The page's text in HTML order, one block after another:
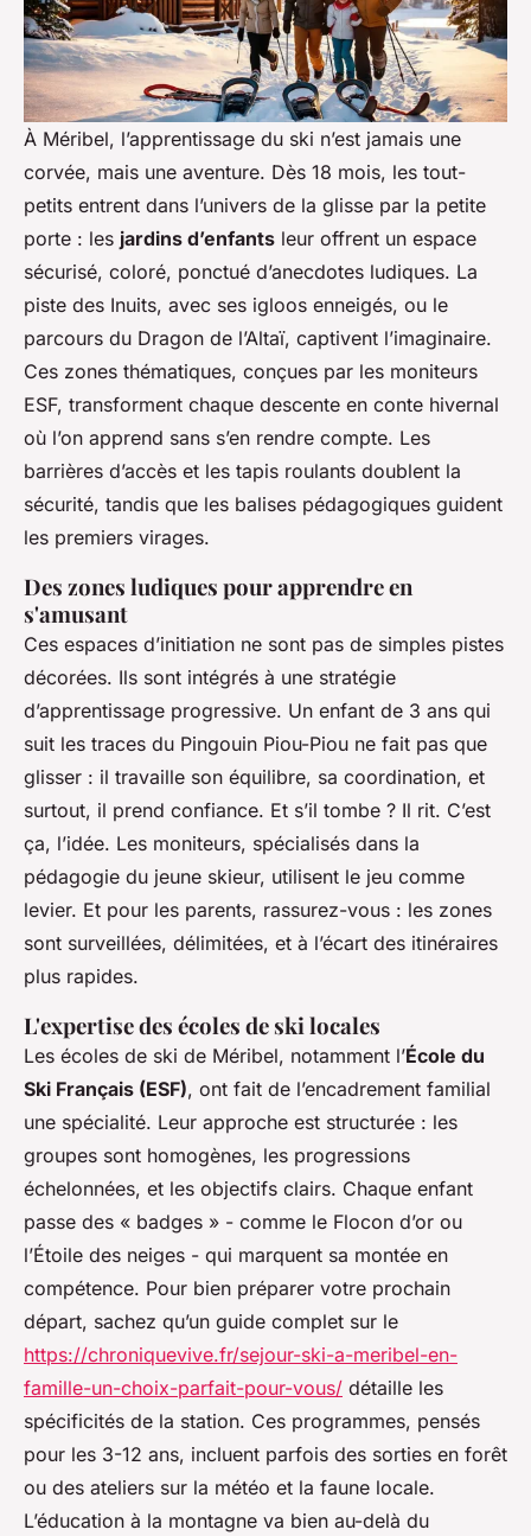
À Méribel, l’apprentissage du ski n’est jamais une
corvée, mais une aventure. Dès 18 mois, les tout-
petits entrent dans l’univers de la glisse par la petite
porte : les jardins d’enfants leur offrent un espace
sécurisé, coloré, ponctué d’anecdotes ludiques. La
piste des Inuits, avec ses igloos enneigés, ou le
parcours du Dragon de l’Altaï, captivent l’imaginaire.
Ces zones thématiques, conçues par les moniteurs
ESF, transforment chaque descente en conte hivernal
où l’on apprend sans s’en rendre compte. Les
barrières d’accès et les tapis roulants doublent la
sécurité, tandis que les balises pédagogiques guident
les premiers virages.
Des zones ludiques pour apprendre en
s'amusant
Ces espaces d’initiation ne sont pas de simples pistes
décorées. Ils sont intégrés à une stratégie
d’apprentissage progressive. Un enfant de 3 ans qui
suit les traces du Pingouin Piou-Piou ne fait pas que
glisser : il travaille son équilibre, sa coordination, et
surtout, il prend confiance. Et s’il tombe ? Il rit. C’est
ça, l’idée. Les moniteurs, spécialisés dans la
pédagogie du jeune skieur, utilisent le jeu comme
levier. Et pour les parents, rassurez-vous : les zones
sont surveillées, délimitées, et à l’écart des itinéraires
plus rapides.
L'expertise des écoles de ski locales
Les écoles de ski de Méribel, notamment l’École du
Ski Français (ESF), ont fait de l’encadrement familial
une spécialité. Leur approche est structurée : les
groupes sont homogènes, les progressions
échelonnées, et les objectifs clairs. Chaque enfant
passe des « badges » - comme le Flocon d’or ou
l’Étoile des neiges - qui marquent sa montée en
compétence. Pour bien préparer votre prochain
départ, sachez qu’un guide complet sur le
https://chroniquevive.fr/sejour-ski-a-meribel-en-
famille-un-choix-parfait-pour-vous/ détaille les
spécificités de la station. Ces programmes, pensés
pour les 3-12 ans, incluent parfois des sorties en forêt
ou des ateliers sur la météo et la faune locale.
L’éducation à la montagne va bien au-delà du